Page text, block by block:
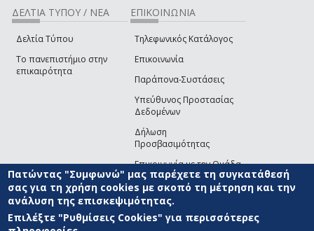
ΔΕΛΤΙΑ ΤΥΠΟΥ / ΝΕΑ
Δελτία Τύπου
Το πανεπιστήμιο στην
επικαιρότητα
ΕΠΙΚΟΙΝΩΝΙΑ
Τηλεφωνικός Κατάλογος
Επικοινωνία
Παράπονα-Συστάσεις
Υπεύθυνος Προστασίας
Δεδομένων
Δήλωση
Προσβασιμότητας
Επικοινωνία με την Ομάδα
Ανάπτυξης του site(link sends e-mail)
© ΠΑΝΕΠΙΣΤΗΜΙΟ ΑΙΓΑΙΟΥ ΟΡΟΙ ΧΡΗΣΗΣ
ΑΝΑΠΤΥΞΗΣ
Πατώντας "Συμφωνώ" μας παρέχετε τη συγκατάθεσή
σας για τη χρήση cookies με σκοπό τη μέτρηση και την
ανάλυση της επισκεψιμότητας.
Επιλέξτε "Ρυθμίσεις Cookies" για περισσότερες